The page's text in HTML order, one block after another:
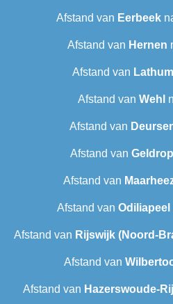
Afstand van Eerbeek
Afstand van Hernen
Afstand van Lathum
Afstand van Wehl
Afstand van
Afstand van Geldrop
Afstand van
Afstand van Odiliapeel
Afstand van Rijswijk (Noord-
Afstand van
Afstand van Hazerswoude-